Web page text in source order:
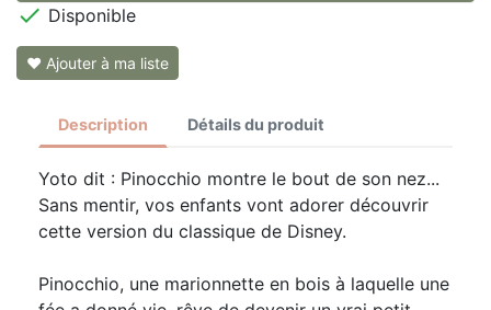
 Disponible
❤ Ajouter à ma liste
Description Détails du produit
Yoto dit : Pinocchio montre le bout de son nez...
Sans mentir, vos enfants vont adorer découvrir
cette version du classique de Disney.
Pinocchio, une marionnette en bois à laquelle une